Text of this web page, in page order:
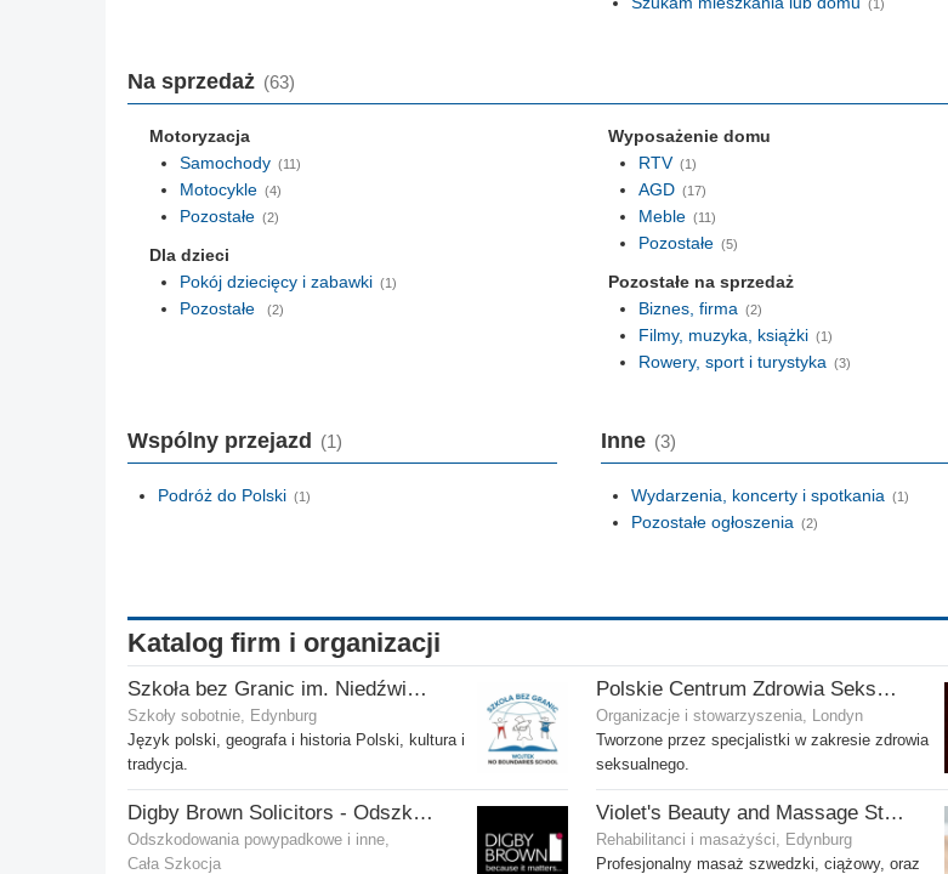
(1)
Na sprzedaż (63)
Motoryzacja
Samochody (11)
Motocykle (4)
Pozostałe (2)
Dla dzieci
Pokój dziecięcy i zabawki (1)
Pozostałe (2)
Wyposażenie domu
RTV (1)
AGD (17)
Meble (11)
Pozostałe (5)
Pozostałe na sprzedaż
Biznes, firma (2)
Filmy, muzyka, książki (1)
Rowery, sport i turystyka (3)
Wspólny przejazd (1)
Podróż do Polski (1)
Inne (3)
Wydarzenia, koncerty i spotkania (1)
Pozostałe ogłoszenia (2)
Katalog firm i organizacji
Szkoła bez Granic im. Niedźwiedzia Wojtka
Szkoły sobotnie, Edynburg
Język polski, geografa i historia Polski, kultura i
tradycja.
Polskie Centrum Zdrowia Seksualnego
Organizacje i stowarzyszenia, Londyn
Tworzone przez specjalistki w zakresie zdrowia
seksualnego.
Digby Brown Solicitors - Odszkodowania w Szkocji
Odszkodowania powypadkowe i inne,
Cała Szkocja
Violet's Beauty and Massage Studio
Rehabilitanci i masażyści, Edynburg
Profesjonalny masaż szwedzki, ciążowy, oraz